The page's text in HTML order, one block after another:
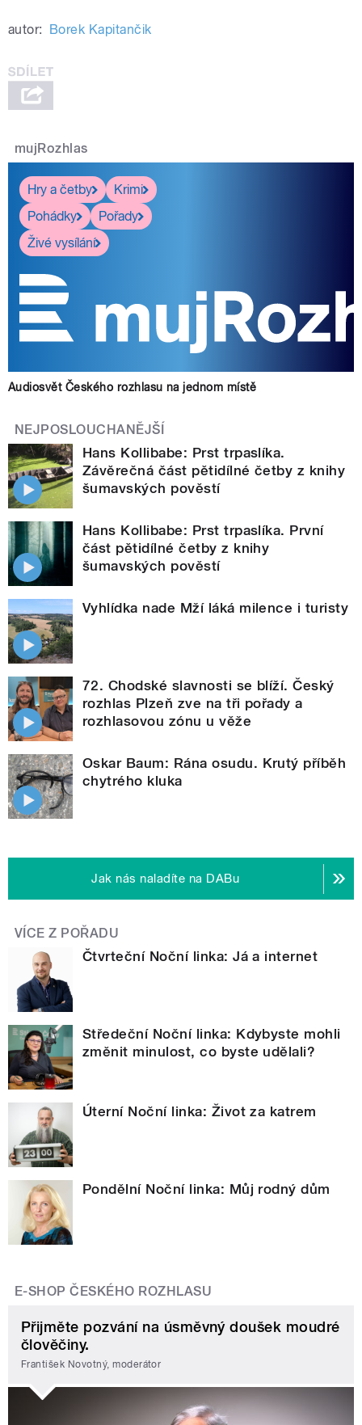
autor: Borek Kapitančik
mujRozhlas
Hry a četby
Krimi
Pohádky
Pořady
Živé vysílání
Audiosvět Českého rozhlasu na jednom místě
NEJPOSLOUCHANĚJŠÍ
Hans Kollibabe: Prst trpaslíka.
Závěrečná část pětidílné četby z knihy
šumavských pověstí
Hans Kollibabe: Prst trpaslíka. První
část pětidílné četby z knihy
šumavských pověstí
Vyhlídka nade Mží láká milence i turisty
72. Chodské slavnosti se blíží. Český
rozhlas Plzeň zve na tři pořady a
rozhlasovou zónu u věže
Oskar Baum: Rána osudu. Krutý příběh
chytrého kluka
Jak nás naladíte na DABu
VÍCE Z POŘADU
Čtvrteční Noční linka: Já a internet
Středeční Noční linka: Kdybyste mohli
změnit minulost, co byste udělali?
Úterní Noční linka: Život za katrem
Pondělní Noční linka: Můj rodný dům
E-SHOP ČESKÉHO ROZHLASU
Přijměte pozvání na úsměvný doušek moudré
člověčiny.
František Novotný, moderátor